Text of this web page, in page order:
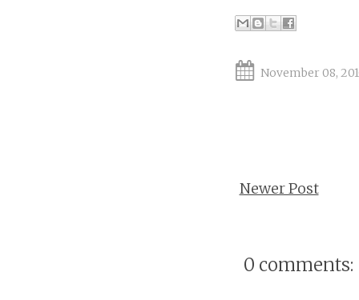
November 08,
Newer Post
0 comments: